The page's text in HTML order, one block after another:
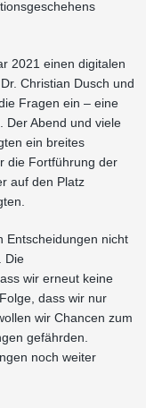
2021 einen digitalen
Christian Dusch und
Fragen ein – eine
Der Abend und viele
ein breites
die Fortführung der
auf den Platz
Entscheidungen nicht
Die
wir erneut keine
dass wir nur
wir Chancen zum
gefährden.
noch weiter